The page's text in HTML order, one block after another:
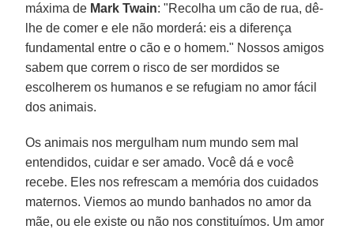
máxima de Mark Twain: "Recolha um cão de rua, dê-
lhe de comer e ele não morderá: eis a diferença
fundamental entre o cão e o homem." Nossos amigos
sabem que correm o risco de ser mordidos se
escolherem os humanos e se refugiam no amor fácil
dos animais.
Os animais nos mergulham num mundo sem mal
entendidos, cuidar e ser amado. Você dá e você
recebe. Eles nos refrescam a memória dos cuidados
maternos. Viemos ao mundo banhados no amor da
mãe, ou ele existe ou não nos constituímos. Um amor